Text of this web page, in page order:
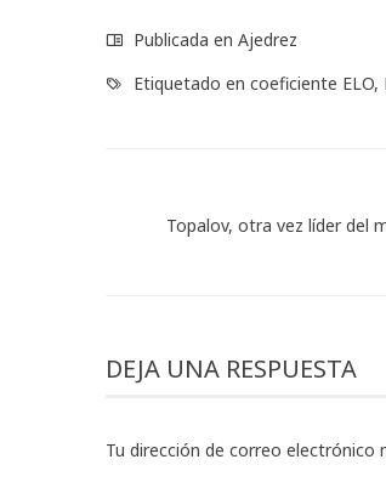
Publicada en Ajedrez
Etiquetado en coeficiente ELO,
Topalov, otra vez líder del
DEJA UNA RESPUESTA
Tu dirección de correo electrónico